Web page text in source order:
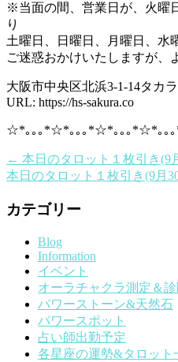
※当面の間、営業日が、火曜
り
土曜日、日曜日、月曜日、水
ご迷惑おかけいたしますが、
大阪市中央区北浜3-1-14タカ
URL: https://hs-sakura.co
☆*｡｡｡*☆*｡｡｡*☆*｡｡｡*☆*｡
← 本日のタロット１枚引き
本日のタロット１枚引き(9
カテゴリー
Blog
Information
イベント
オーラチャクラ測定＆
パワーストーン&天然石
パワースポット
占い師出勤予定
各星座の運勢&タロット